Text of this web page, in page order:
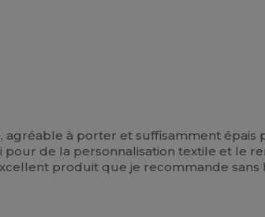
agréable à porter et suffisamment
de la personnalisation textile et le
produit que je recommande sans